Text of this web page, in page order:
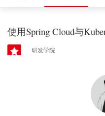
使用Spring Cloud与
研发学院